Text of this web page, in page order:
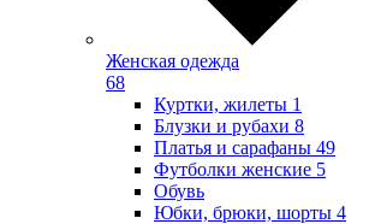
Женская одежда
68
Куртки, жилеты 1
Блузки и рубахи 8
Платья и сарафаны 49
Футболки женские 5
Обувь
Юбки, брюки, шорты 4